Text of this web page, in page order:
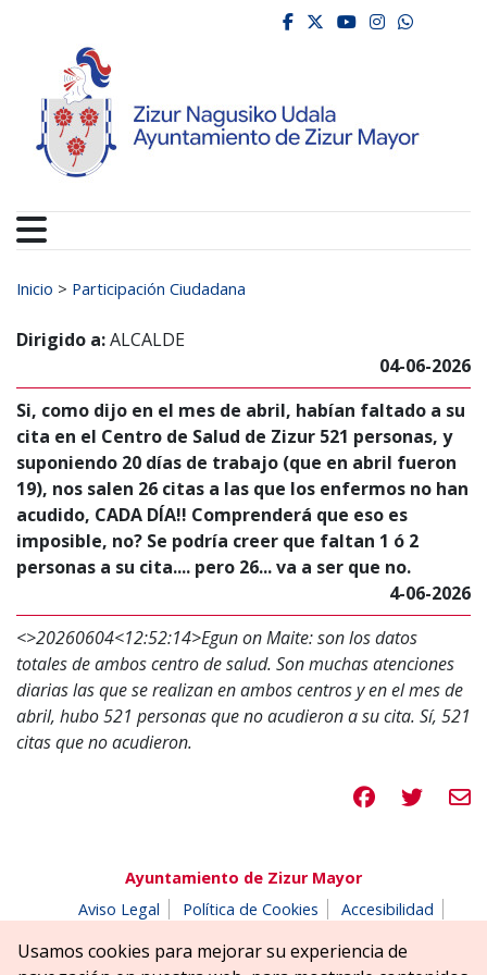
Ayuntamiento de
facebook
twitter
youtube
Buscar:
Inicio > Participación Ciudadana
Dirigido a:ALCALDE
04-06-2026
Si, como dijo en el mes de abril, habían faltado a su
cita en el Centro de Salud de Zizur 521 personas, y
suponiendo 20 días de trabajo (que en abril fueron
19), nos salen 26 citas a las que los enfermos no han
acudido, CADA DÍA!! Comprenderá que eso es
imposible, no? Se podría creer que faltan 1 ó 2
personas a su cita.... pero 26... va a ser que no.
4-06-2026
<>20260604<12:52:14>Egun on Maite: son los datos
totales de ambos centro de salud. Son muchas atenciones
diarias las que se realizan en ambos centros y en el mes de
abril, hubo 521 personas que no acudieron a su cita. Sí, 521
citas que no acudieron.
Compartir en
Ayuntamiento de Zizur Mayor
Aviso Legal
Política de Cookies
Accesibilidad
Parque Erreniega parkea, s/n | 31180 Zizur Mayor-Zizur
Usamos cookies para mejorar su experiencia de